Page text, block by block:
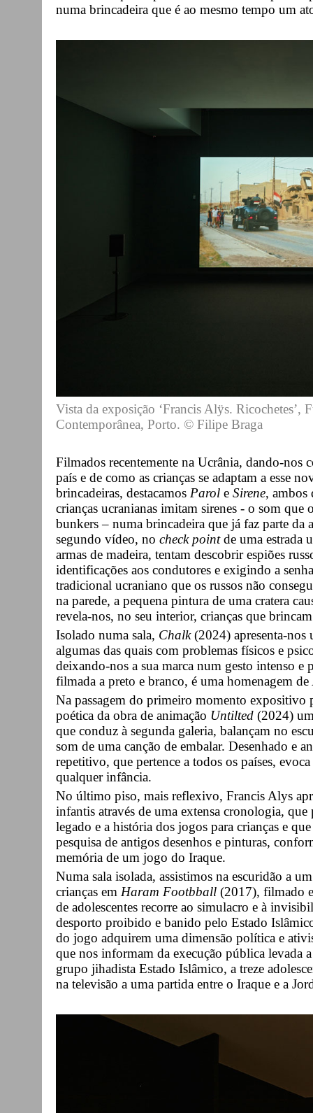
numa brincadeira que é ao mesmo tempo um
Vista da exposição ‘Francis Alÿs. Ricochetes’,
Contemporânea, Porto. © Filipe Braga
Filmados recentemente na Ucrânia, dando-nos
país e de como as crianças se adaptam a esse
brincadeiras, destacamos Parol e Sirene, ambos
crianças ucranianas imitam sirenes - o som que
bunkers – numa brincadeira que já faz parte da
segundo vídeo, no check pointde uma estrada
armas de madeira, tentam descobrir espiões
identificações aos condutores e exigindo a
tradicional ucraniano que os russos não
na parede, a pequena pintura de uma cratera
revela-nos, no seu interior, crianças que
Isolado numa sala, Chalk(2024) apresenta-nos
algumas das quais com problemas físicos e
deixando-nos a sua marca num gesto intenso
filmada a preto e branco, é uma homenagem
Na passagem do primeiro momento expositivo
poética da obra de animação Untilted (2024)
que conduz à segunda galeria, balançam no
som de uma canção de embalar. Desenhado e
repetitivo, que pertence a todos os países,
qualquer infância.
No último piso, mais reflexivo, Francis Alys
infantis através de uma extensa cronologia,
legado e a história dos jogos para crianças e
pesquisa de antigos desenhos e pinturas,
memória de um jogo do Iraque.
Numa sala isolada, assistimos na escuridão a
crianças em Haram Footbball (2017), filmado
de adolescentes recorre ao simulacro e à
desporto proibido e banido pelo Estado
do jogo adquirem uma dimensão política e
que nos informam da execução pública levada
grupo jihadista Estado Islâmico, a treze
na televisão a uma partida entre o Iraque e a